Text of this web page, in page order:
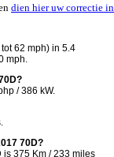
dien hier uw correctie in
62 mph) in 5.4
mph.
/ 386 kW.
70D?
is 375 Km / 233 miles